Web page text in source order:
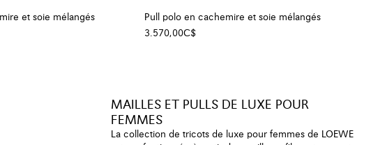
et soie mélangés
Pull polo en cachemire et soie mélangés
3.570,00C$
MAILLES ET PULLS DE LUXE POUR
FEMMES
La collection de tricots de luxe pour femmes de LOEWE